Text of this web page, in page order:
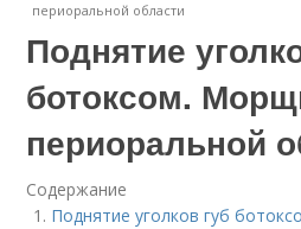
периоральной области
Поднятие
ботоксом.
периоральной
Содержание
Поднятие уголков губ